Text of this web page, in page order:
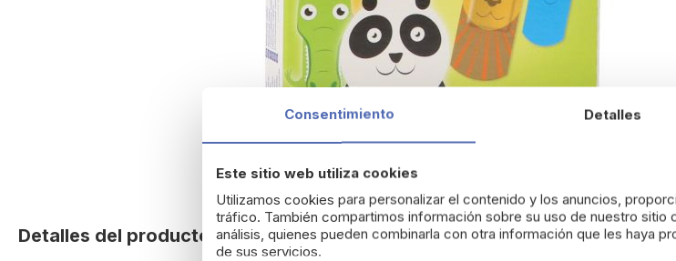
the
Detalles del producto
Consentimiento Detalles
Este sitio web utiliza cookies
Utilizamos cookies para personalizar el contenido y los anuncios,
tráfico. También compartimos información sobre su uso de nuestro
análisis, quienes pueden combinarla con otra información que les haya
de sus servicios.